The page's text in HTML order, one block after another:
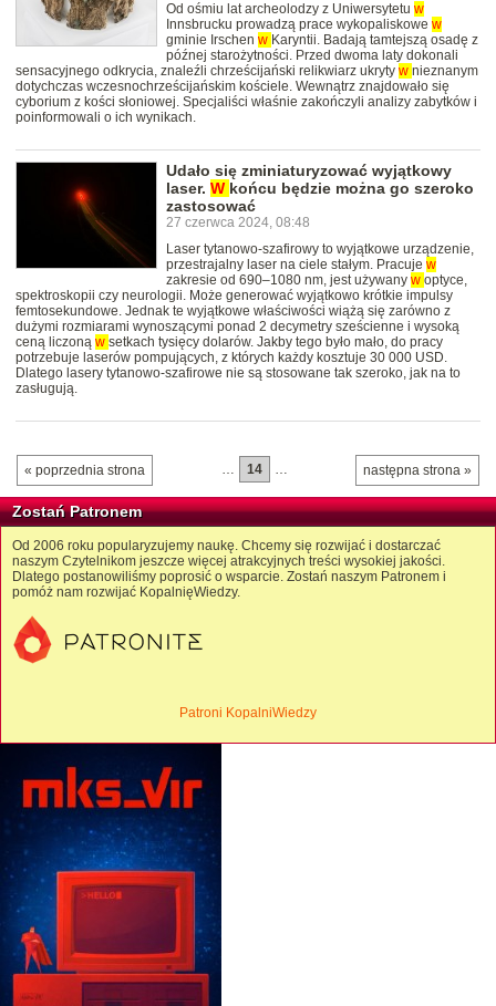
Od ośmiu lat archeolodzy z Uniwersytetu w
Innsbrucku prowadzą prace wykopaliskowe w
gminie Irschen w Karyntii. Badają tamtejszą osadę z
późnej starożytności. Przed dwoma laty dokonali
sensacyjnego odkrycia, znaleźli chrześcijański relikwiarz ukryty w nieznanym
dotychczas wczesnochrześcijańskim kościele. Wewnątrz znajdowało się
cyborium z kości słoniowej. Specjaliści właśnie zakończyli analizy zabytków i
poinformowali o ich wynikach.
Udało się zminiaturyzować wyjątkowy
laser. W końcu będzie można go szeroko
zastosować
27 czerwca 2024, 08:48
Laser tytanowo-szafirowy to wyjątkowe urządzenie,
przestrajalny laser na ciele stałym. Pracuje w
zakresie od 690–1080 nm, jest używany w optyce,
spektroskopii czy neurologii. Może generować wyjątkowo krótkie impulsy
femtosekundowe. Jednak te wyjątkowe właściwości wiążą się zarówno z
dużymi rozmiarami wynoszącymi ponad 2 decymetry sześcienne i wysoką
ceną liczoną w setkach tysięcy dolarów. Jakby tego było mało, do pracy
potrzebuje laserów pompujących, z których każdy kosztuje 30 000 USD.
Dlatego lasery tytanowo-szafirowe nie są stosowane tak szeroko, jak na to
zasługują.
« poprzednia strona następna strona »
… 14 …
Zostań Patronem
Od 2006 roku popularyzujemy naukę. Chcemy się rozwijać i dostarczać
naszym Czytelnikom jeszcze więcej atrakcyjnych treści wysokiej jakości.
Dlatego postanowiliśmy poprosić o wsparcie. Zostań naszym Patronem i
pomóż nam rozwijać KopalnięWiedzy.
Patroni KopalniWiedzy